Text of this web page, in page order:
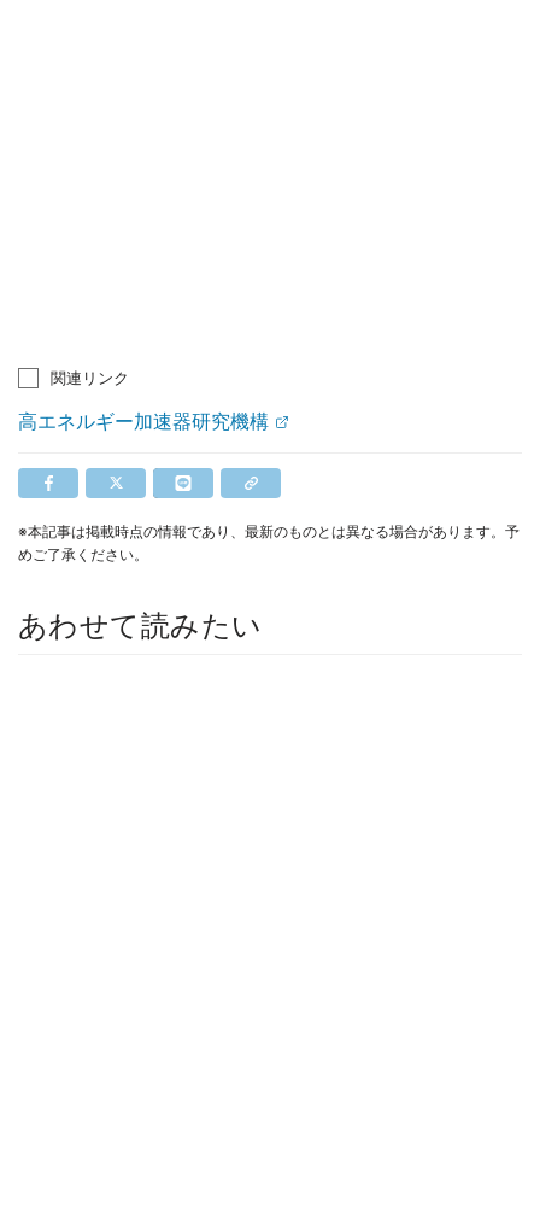
関連リンク
高エネルギー加速器研究機構
※本記事は掲載時点の情報であり、最新のものとは異なる場合があります。予
めご了承ください。
あわせて読みたい